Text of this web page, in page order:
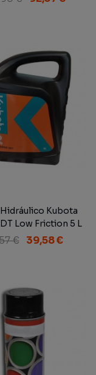
Kubota
Low Friction 5 L
€ 39,58 €